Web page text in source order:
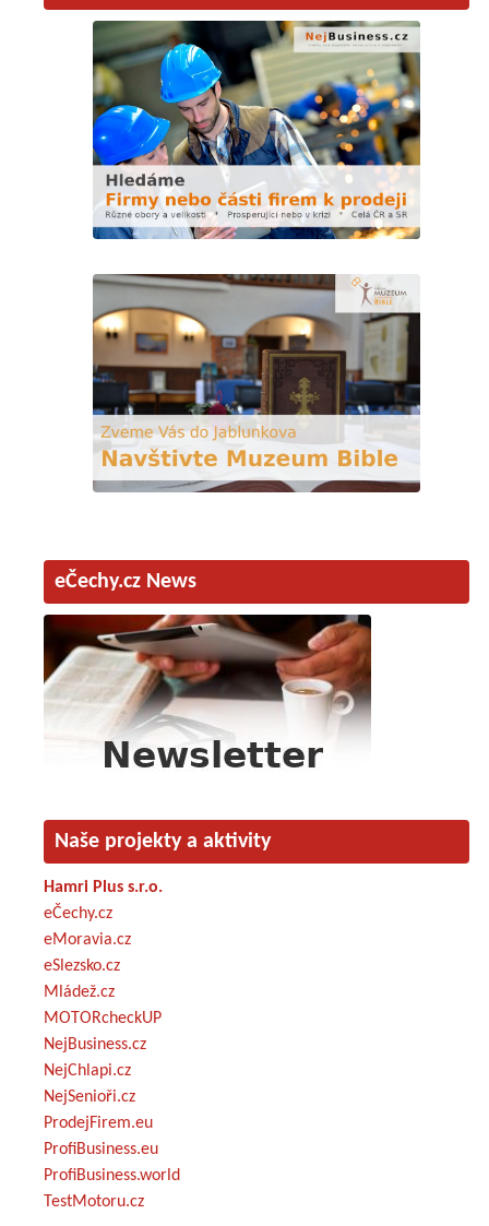
eČechy.cz News
Naše projekty a aktivity
Hamri Plus s.r.o.
eČechy.cz
eMoravia.cz
eSlezsko.cz
Mládež.cz
MOTORcheckUP
NejBusiness.cz
NejChlapi.cz
NejSenioři.cz
ProdejFirem.eu
ProfiBusiness.eu
ProfiBusiness.world
TestMotoru.cz